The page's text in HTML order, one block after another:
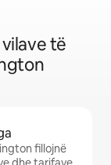
të
fillojnë